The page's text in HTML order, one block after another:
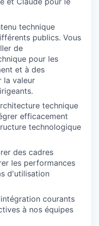
technique
publics. Vous
de
pour les
et à des
la valeur
technique
efficacement
technologique
des cadres
les performances
d'utilisation
courants
à nos équipes